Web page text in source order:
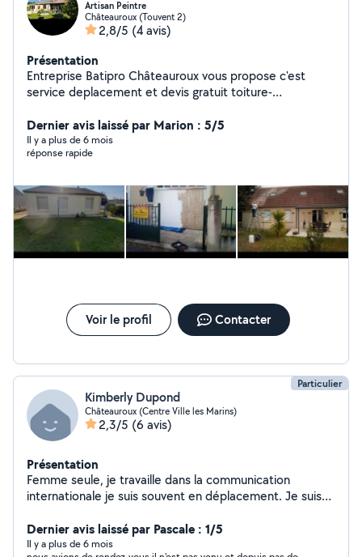
Artisan Peintre
Châteauroux (Touvent 2)
2,8/5 (4 avis)
Présentation
Entreprise Batipro Châteauroux vous propose c'est
service deplacement et devis gratuit toiture-
terassement-maçonnerie-peinture-tapisserie-carrérages
ect...
Dernier avis laissé par Marion : 5/5
Il y a plus de 6 mois
réponse rapide
Voir le profil Contacter
Particulier
Kimberly Dupond
Châteauroux (Centre Ville les Marins)
2,3/5 (6 avis)
Présentation
Femme seule, je travaille dans la communication
internationale je suis souvent en déplacement. Je suis
Dernier avis laissé par Pascale : 1/5
Il y a plus de 6 mois